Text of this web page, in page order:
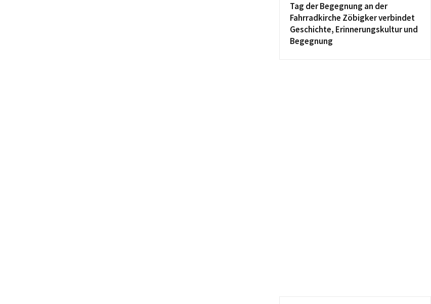
Tag der Begegnung an der
Fahrradkirche Zöbigker verbindet
Geschichte, Erinnerungskultur und
Begegnung